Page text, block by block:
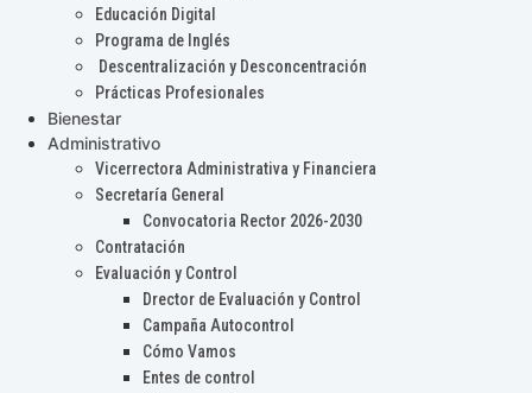
Educación Digital
Programa de Inglés
Descentralización y Desconcentración
Prácticas Profesionales
Bienestar
Administrativo
Vicerrectora Administrativa y Financiera
Secretaría General
Convocatoria Rector 2026-2030
Contratación
Evaluación y Control
Drector de Evaluación y Control
Campaña Autocontrol
Cómo Vamos
Entes de control